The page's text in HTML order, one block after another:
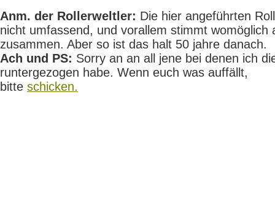
Anm. der Rollerweltler: Die hier angeführten
nicht umfassend, und vorallem stimmt womöglich
zusammen. Aber so ist das halt 50 jahre danach.
Ach und PS: Sorry an an all jene bei denen ich
runtergezogen habe. Wenn euch was auffällt,
bitte schicken.